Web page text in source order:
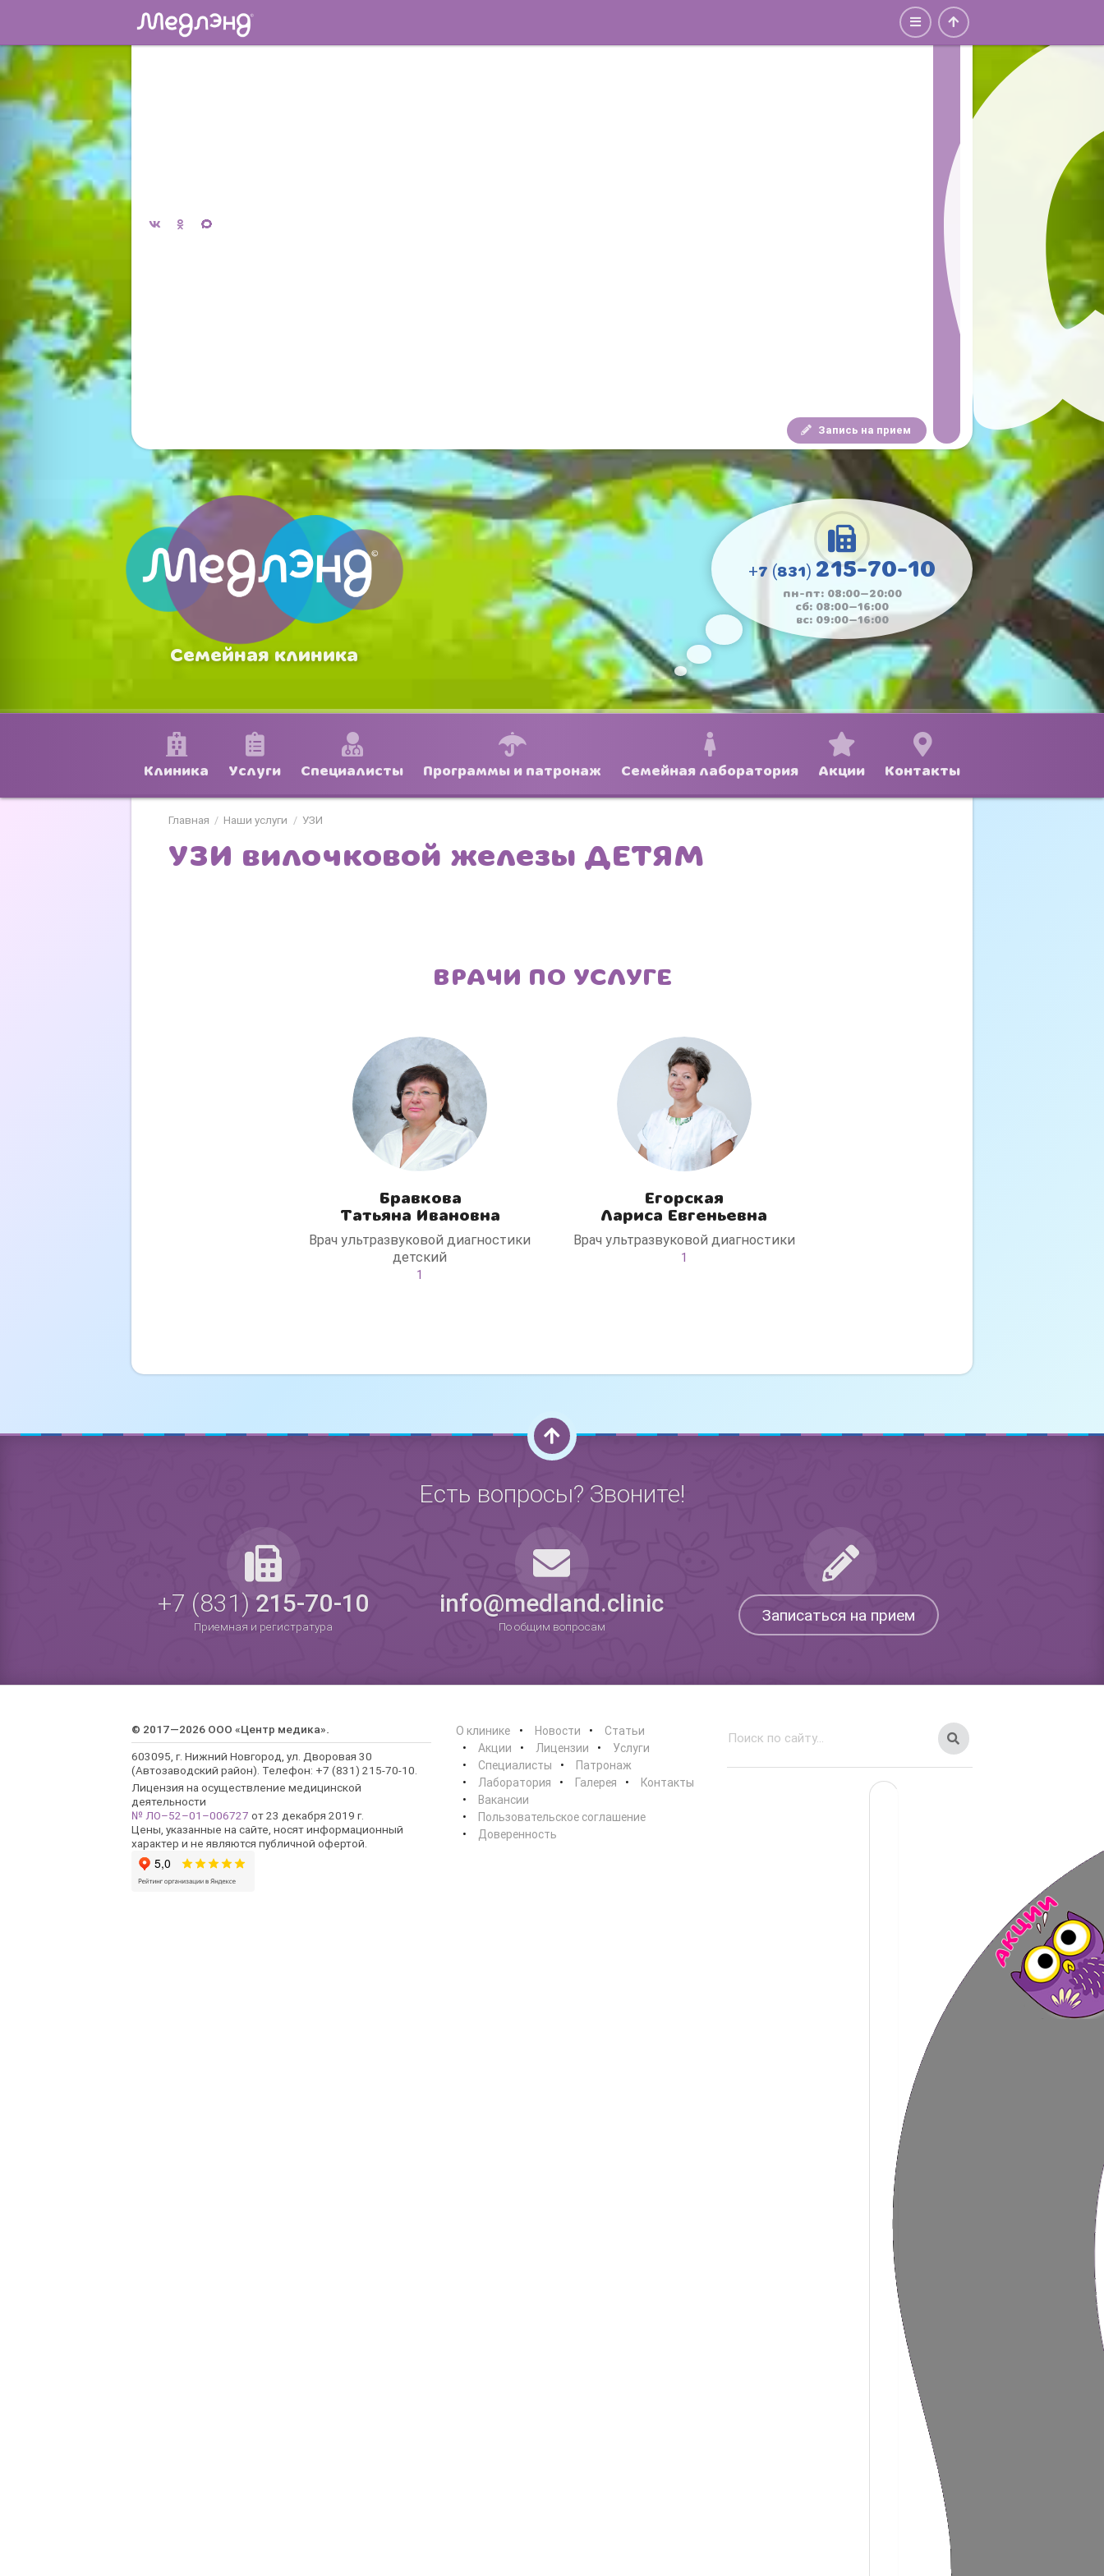
Запись на прием
Семейная клиника
+7 (831) 215-70-10
пн-пт: 08:00—20:00
сб: 08:00—16:00
вс: 09:00—16:00
Клиника Услуги Специалисты Программы и патронаж Семейная лаборатория Акции Контакты
Главная / Наши услуги / УЗИ
УЗИ вилочковой железы ДЕТЯМ
ВРАЧИ ПО УСЛУГЕ
Бравкова
Татьяна Ивановна
Врач ультразвуковой диагностики
детский
1
Егорская
Лариса Евгеньевна
Врач ультразвуковой диагностики
1
Есть вопросы? Звоните!
+7 (831) 215-70-10
Приемная и регистратура
info@medland.clinic
По общим вопросам
Записаться на прием
© 2017—2026 ООО «Центр медика».
603095, г. Нижний Новгород, ул. Дворовая 30
(Автозаводский район). Телефон: +7 (831) 215-70-10.
Лицензия на осуществление медицинской
деятельности
№ ЛО–52–01–006727 от 23 декабря 2019 г.
Цены, указанные на сайте, носят информационный
характер и не являются публичной офертой.
О клинике Новости
Статьи
Акции
Лицензии
Услуги
Специалисты
Патронаж
Лаборатория
Галерея
Контакты
Вакансии
Пользовательское соглашение
Доверенность